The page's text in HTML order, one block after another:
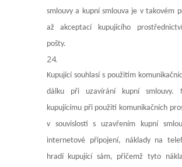
smlouvy a kupní smlouva je v takovém
až akceptací kupujícího
pošty.
Kupující souhlasí s použitím
dálku při uzavírání kupní smlouvy.
kupujícímu při použití komunikačních
v souvislosti s uzavřením kupní
internetové připojení, náklady na
hradí kupující sám, přičemž tyto